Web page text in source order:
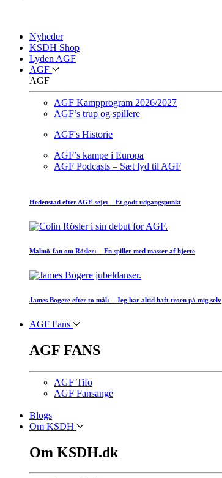
Nyheder
KSDH Shop
Lyden AGF
AGF
AGF
AGF Kampprogram 2026/2027
AGF’s trup og spillere
AGF's Historie
AGF’s kampe i Europa
AGF Podcasts – Sæt lyd til AGF
Hedenstad efter AGF-sejr: – Et godt udgangspunkt
Malmö-fan om Rösler: – En spiller med masser af hjerte
James Bogere efter to mål: – Jeg har altid haft troen på mig selv
AGF Fans
AGF FANS
AGF Tifo
AGF Fansange
Blogs
Om KSDH
Om KSDH.dk